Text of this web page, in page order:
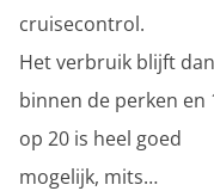
cruisecontrol.
Het verbruik blijft dan
binnen de perken en
op 20 is heel goed
mogelijk, mits…